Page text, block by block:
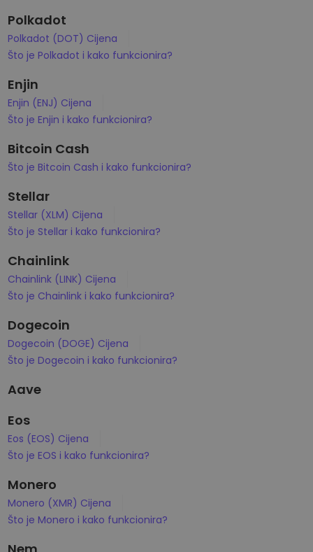
Polkadot
Polkadot (DOT) Cijena
Što je Polkadot i kako funkcionira?
Enjin
Enjin (ENJ) Cijena
Što je Enjin i kako funkcionira?
Bitcoin Cash
Što je Bitcoin Cash i kako funkcionira?
Stellar
Stellar (XLM) Cijena
Što je Stellar i kako funkcionira?
Chainlink
Chainlink (LINK) Cijena
Što je Chainlink i kako funkcionira?
Dogecoin
Dogecoin (DOGE) Cijena
Što je Dogecoin i kako funkcionira?
Aave
Eos
Eos (EOS) Cijena
Što je EOS i kako funkcionira?
Monero
Monero (XMR) Cijena
Što je Monero i kako funkcionira?